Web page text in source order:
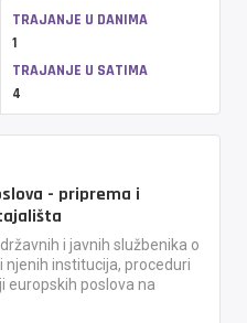
TRAJANJE U DANIMA
1
TRAJANJE U SATIMA
4
- priprema i
i javnih službenika o
njenih institucija, proceduri
europskih poslova na